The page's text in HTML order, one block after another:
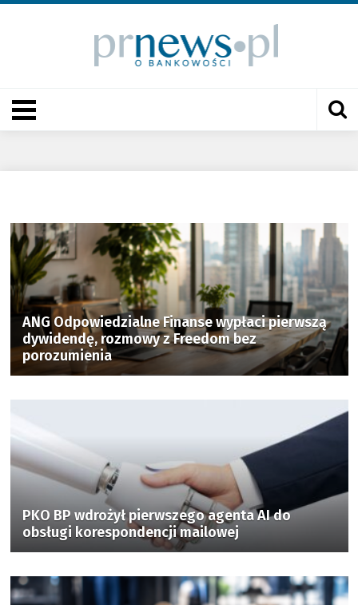
ANG Odpowiedzialne Finanse wypłaci pierwszą
dywidendę, rozmowy z Freedom bez
porozumienia
PKO BP wdrożył pierwszego agenta AI do
obsługi korespondencji mailowej